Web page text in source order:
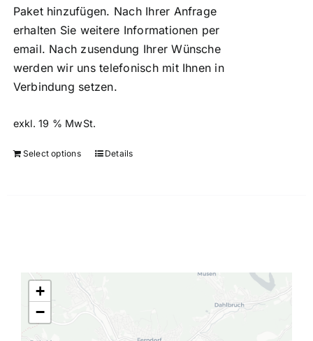
Paket hinzufügen. Nach Ihrer Anfrage
erhalten Sie weitere Informationen per
email. Nach zusendung Ihrer Wünsche
werden wir uns telefonisch mit Ihnen in
Verbindung setzen.
exkl. 19 % MwSt.
Select options Details
+
−